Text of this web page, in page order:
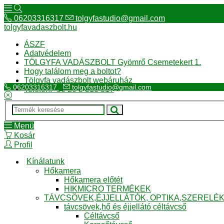
06203316317
tolgyfastudio@gmail.com
tolgyfavadaszbolt.hu
ÁSZF
Adatvédelem
TÖLGYFA VADÁSZBOLT Gyömrő Csemetekert 1.
Hogy találom meg a boltot?
Tölgyfa vadászbolt webáruház
Telefon:+36 20 3 316 317
06203316317 tolgyfastudio@gmail.com
Menü
Kosár
Profil
Kínálatunk
Hőkamera
Hőkamera előtét
HIKMICRO TERMÉKEK
TÁVCSÖVEK,ÉJJELLÁTÓK,
távcsövek,hő és éjjellátó céltávcső
Céltávcső